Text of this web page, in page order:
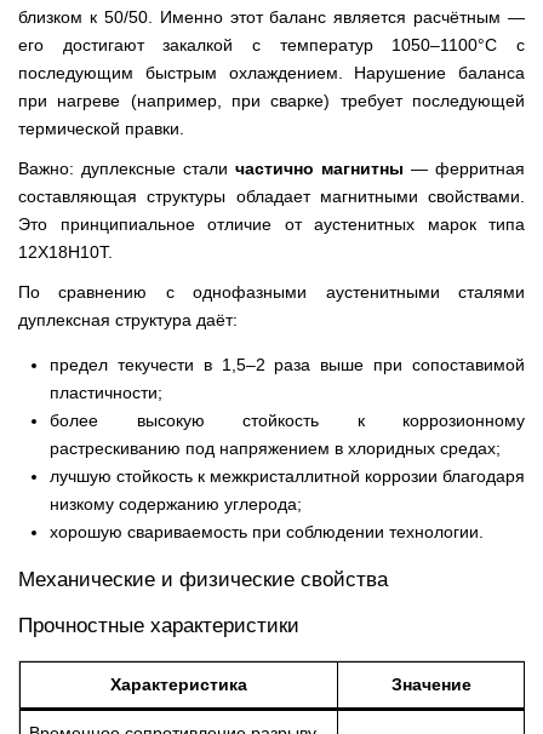
близком к 50/50. Именно этот баланс является расчётным —
его достигают закалкой с температур 1050–1100°C с
последующим быстрым охлаждением. Нарушение баланса
при нагреве (например, при сварке) требует последующей
термической правки.
Важно: дуплексные стали частично магнитны — ферритная
составляющая структуры обладает магнитными свойствами.
Это принципиальное отличие от аустенитных марок типа
12Х18Н10Т.
По сравнению с однофазными аустенитными сталями
дуплексная структура даёт:
предел текучести в 1,5–2 раза выше при сопоставимой
пластичности;
более высокую стойкость к коррозионному
растрескиванию под напряжением в хлоридных средах;
лучшую стойкость к межкристаллитной коррозии благодаря
низкому содержанию углерода;
хорошую свариваемость при соблюдении технологии.
Механические и физические свойства
Прочностные характеристики
Характеристика Значение